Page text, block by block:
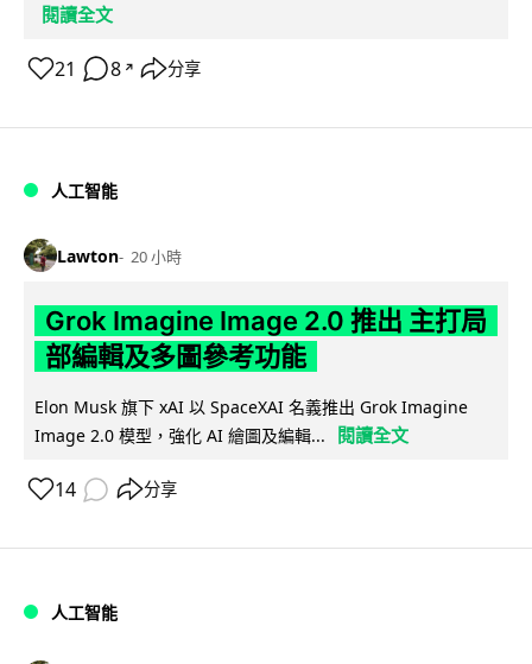
閱讀全文
21 8 ↗ 分享
人工智能
Lawton 20 小時
Grok Imagine Image 2.0 推出 主打局
部編輯及多圖參考功能
Elon Musk 旗下 xAI 以 SpaceXAI 名義推出 Grok Imagine
Image 2.0 模型，強化 AI 繪圖及編輯...
閱讀全文
14 分享
人工智能